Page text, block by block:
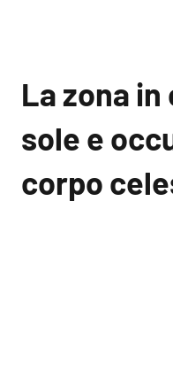
La zona in
sole e
corpo